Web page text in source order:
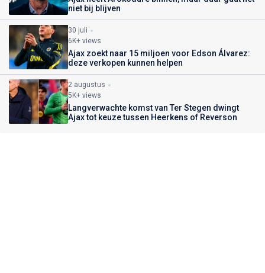
niet bij blijven
30 juli
6K+ views
Ajax zoekt naar 15 miljoen voor Edson Álvarez:
deze verkopen kunnen helpen
2 augustus
5K+ views
Langverwachte komst van Ter Stegen dwingt
Ajax tot keuze tussen Heerkens of Reverson